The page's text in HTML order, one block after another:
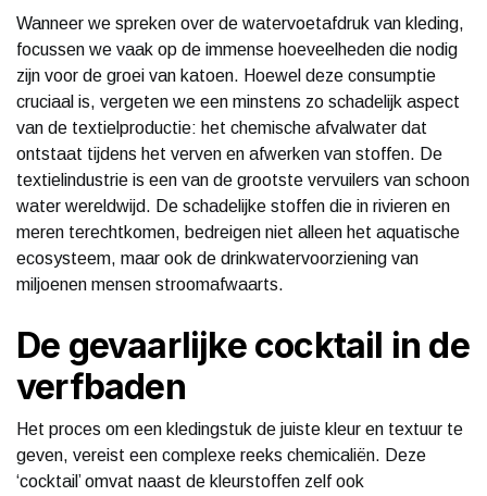
Wanneer we spreken over de watervoetafdruk van kleding,
focussen we vaak op de immense hoeveelheden die nodig
zijn voor de groei van katoen. Hoewel deze consumptie
cruciaal is, vergeten we een minstens zo schadelijk aspect
van de textielproductie: het chemische afvalwater dat
ontstaat tijdens het verven en afwerken van stoffen. De
textielindustrie is een van de grootste vervuilers van schoon
water wereldwijd. De schadelijke stoffen die in rivieren en
meren terechtkomen, bedreigen niet alleen het aquatische
ecosysteem, maar ook de drinkwatervoorziening van
miljoenen mensen stroomafwaarts.
De gevaarlijke cocktail in de
verfbaden
Het proces om een kledingstuk de juiste kleur en textuur te
geven, vereist een complexe reeks chemicaliën. Deze
‘cocktail’ omvat naast de kleurstoffen zelf ook